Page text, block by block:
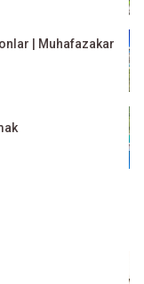
| Muhafazakar